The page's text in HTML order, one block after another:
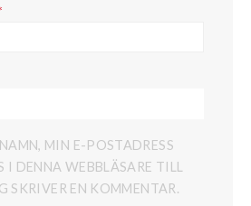
MIN E-POSTADRESS
I DENNA WEBBLÄSARE TILL
SKRIVER EN KOMMENTAR.